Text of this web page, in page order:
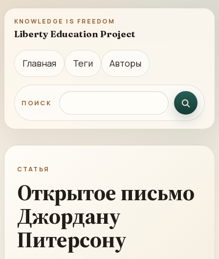
KNOWLEDGE IS FREEDOM
Liberty Education Project
Главная Теги Авторы
ПОИСК Поиск по сайту
СТАТЬЯ
Открытое письмо
Джордану
Питерсону